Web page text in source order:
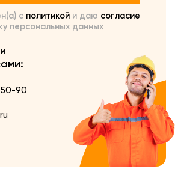
с политикой и даю согласие
персональных данных
50-90